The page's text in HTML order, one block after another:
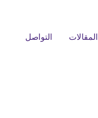
المقالات التواصل